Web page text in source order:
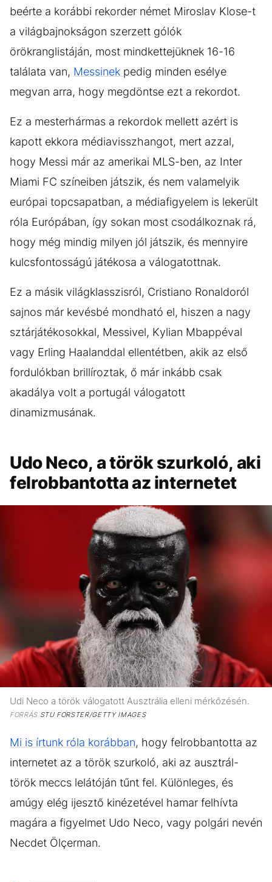
beérte a korábbi rekorder német Miroslav Klose-t
a világbajnokságon szerzett gólók
örökranglistáján, most mindkettejüknek 16-16
találata van, Messinek pedig minden esélye
megvan arra, hogy megdöntse ezt a rekordot.
Ez a mesterhármas a rekordok mellett azért is
kapott ekkora médiavisszhangot, mert azzal,
hogy Messi már az amerikai MLS-ben, az Inter
Miami FC színeiben játszik, és nem valamelyik
európai topcsapatban, a médiafigyelem is lekerült
róla Európában, így sokan most csodálkoznak rá,
hogy még mindig milyen jól játszik, és mennyire
kulcsfontosságú játékosa a válogatottnak.
Ez a másik világklasszisról, Cristiano Ronaldoról
sajnos már kevésbé mondható el, hiszen a nagy
sztárjátékosokkal, Messivel, Kylian Mbappéval
vagy Erling Haalanddal ellentétben, akik az első
fordulókban brillíroztak, ő már inkább csak
akadálya volt a portugál válogatott
dinamizmusának.
Udo Neco, a török szurkoló, aki
felrobbantotta az internetet
Udi Neco a török válogatott Ausztrália elleni mérkőzésén.
FORRÁSSTU FORSTER/GETTY IMAGES
Mi is írtunk róla korábban, hogy felrobbantotta az
internetet az a török szurkoló, aki az ausztrál-
török meccs lelátóján tűnt fel. Különleges, és
amúgy elég ijesztő kinézetével hamar felhívta
magára a figyelmet Udo Neco, vagy polgári nevén
Necdet Ölçerman.